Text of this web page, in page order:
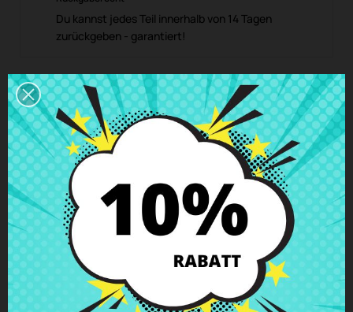
Du kannst jedes Teil innerhalb von 14 Tagen
zurückgeben - garantiert!
Beschreibung
Klassen
Bewertungen